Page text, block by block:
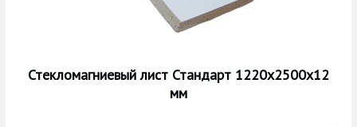
Стекломагниевый лист Стандарт 1220х2500х12
мм